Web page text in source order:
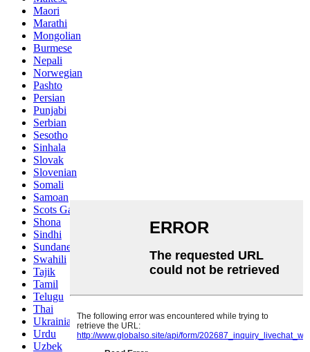
Maori
Marathi
Mongolian
Burmese
Nepali
Norwegian
Pashto
Persian
Punjabi
Serbian
Sesotho
Sinhala
Slovak
Slovenian
Somali
Samoan
Scots Gaelic
Shona
Sindhi
Sundanese
Swahili
Tajik
Tamil
Telugu
Thai
Ukrainian
Urdu
Uzbek